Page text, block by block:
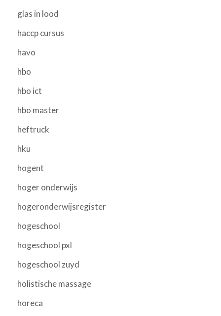
glas in lood
haccp cursus
havo
hbo
hbo ict
hbo master
heftruck
hku
hogent
hoger onderwijs
hogeronderwijsregister
hogeschool
hogeschool pxl
hogeschool zuyd
holistische massage
horeca